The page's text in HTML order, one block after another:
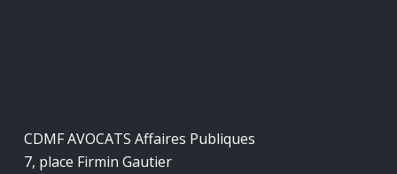
CDMF AVOCATS Affaires Publiques
7, place Firmin Gautier